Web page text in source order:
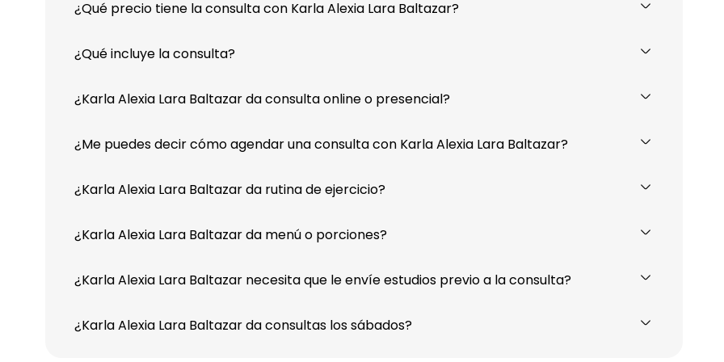
¿Qué precio tiene la consulta con Karla Alexia Lara Baltazar?
¿Qué incluye la consulta?
¿Karla Alexia Lara Baltazar da consulta online o presencial?
¿Me puedes decir cómo agendar una consulta con Karla Alexia Lara Baltazar?
¿Karla Alexia Lara Baltazar da rutina de ejercicio?
¿Karla Alexia Lara Baltazar da menú o porciones?
¿Karla Alexia Lara Baltazar necesita que le envíe estudios previo a la consulta?
¿Karla Alexia Lara Baltazar da consultas los sábados?